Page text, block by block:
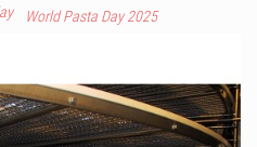
World Pasta Day 2025